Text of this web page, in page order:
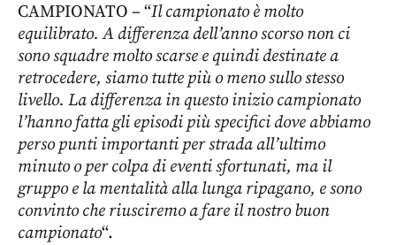
CAMPIONATO – “Il campionato è molto
equilibrato. A differenza dell’anno scorso non ci
sono squadre molto scarse e quindi destinate a
retrocedere, siamo tutte più o meno sullo stesso
livello. La differenza in questo inizio campionato
l’hanno fatta gli episodi più specifici dove abbiamo
perso punti importanti per strada all’ultimo
minuto o per colpa di eventi sfortunati, ma il
gruppo e la mentalità alla lunga ripagano, e sono
convinto che riusciremo a fare il nostro buon
campionato“.